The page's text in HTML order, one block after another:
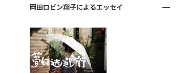
岡田ロビン翔子によるエッセイ